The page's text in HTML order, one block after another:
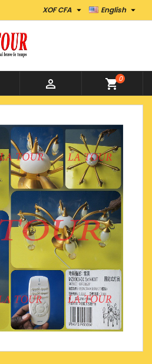
English 
XOF CFA 
 shopping_cart0